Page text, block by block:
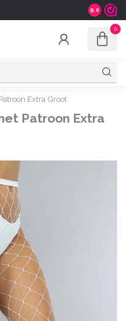
Shipping
9.0
0
Extra Groot
Patroon Extra